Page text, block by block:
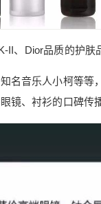
II、Dior品质的护肤
名音乐人小柯等等
镜、衬衫的口碑传